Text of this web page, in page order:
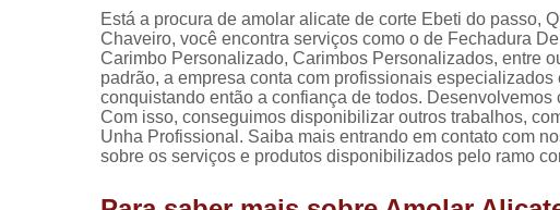
Está a procura de amolar alicate de corte Ebeti do passo,
Chaveiro, você encontra serviços como o de Fechadura
Carimbo Personalizado, Carimbos Personalizados, entre
padrão, a empresa conta com profissionais
conquistando então a confiança de todos.
Com isso, conseguimos disponibilizar outros trabalhos,
Unha Profissional. Saiba mais entrando em contato com
sobre os serviços e produtos disponibilizados pelo ramo